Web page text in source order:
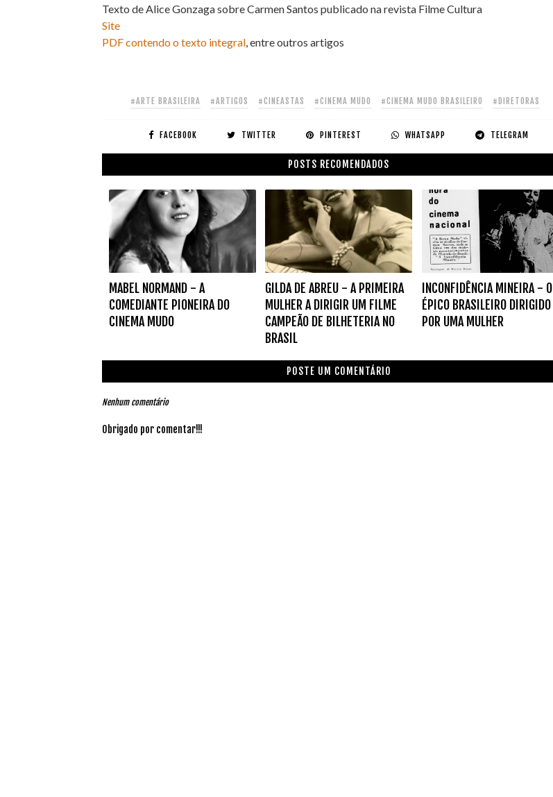
Texto de Alice Gonzaga sobre Carmen Santos publicado na revista Filme Cultura
Site
PDF contendo o texto integral, entre outros artigos
#ARTE BRASILEIRA #ARTIGOS #CINEASTAS #CINEMA MUDO #CINEMA MUDO BRASILEIRO #DIRETORAS
FACEBOOK TWITTER PINTEREST WHATSAPP TELEGRAM
POSTS RECOMENDADOS
MABEL NORMAND - A
COMEDIANTE PIONEIRA DO
CINEMA MUDO
GILDA DE ABREU - A PRIMEIRA
MULHER A DIRIGIR UM FILME
CAMPEÃO DE BILHETERIA NO
BRASIL
INCONFIDÊNCIA MINEIRA - O
ÉPICO BRASILEIRO DIRIGIDO
POR UMA MULHER
POSTE UM COMENTÁRIO
Nenhum comentário
Obrigado por comentar!!!